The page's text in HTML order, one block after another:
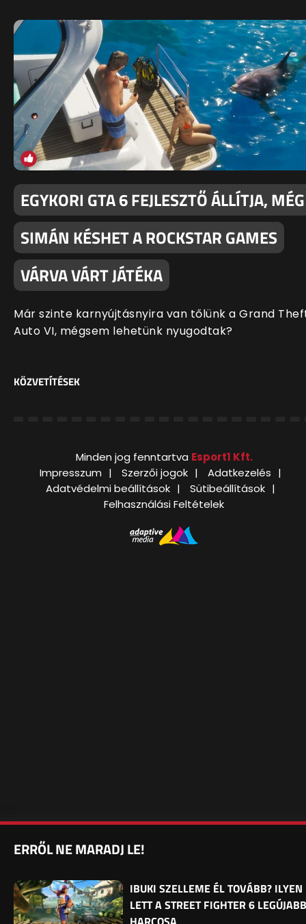
EGYKORI GTA 6 FEJLESZTŐ ÁLLÍTJA, MÉG
SIMÁN KÉSHET A ROCKSTAR GAMES
VÁRVA VÁRT JÁTÉKA
Már szinte karnyújtásnyira van tőlünk a Grand
Auto VI, mégsem lehetünk nyugodtak?
KÖZVETÍTÉSEK
Minden jog fenntartva Esport1 Kft.
Impresszum
Szerzői jogok
Adatkezelés
Adatvédelmi beállítások
Sütibeállítások
Felhasználási Feltételek
ERRŐL NE MARADJ LE!
IBUKI SZELLEME ÉL TOVÁBB? ILYEN
LETT A STREET FIGHTER 6 LEGÚJABB